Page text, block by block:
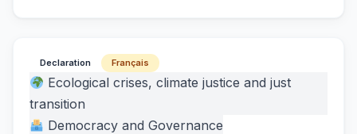
Declaration Français
Ecological crises, climate justice and just
transition
Democracy and Governance